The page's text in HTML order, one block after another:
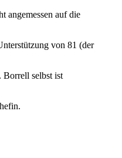
angemessen auf die
von 81 (der
Borrell selbst ist